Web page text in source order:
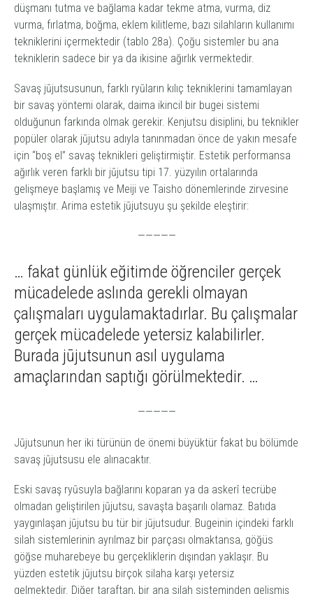
düşmanı tutma ve bağlama kadar tekme atma, vurma, diz
vurma, fırlatma, boğma, eklem kilitleme, bazı silahların kullanımı
tekniklerini içermektedir (tablo 28a). Çoğu sistemler bu ana
tekniklerin sadece bir ya da ikisine ağırlık vermektedir.
Savaş jūjutsusunun, farklı ryūların kılıç tekniklerini tamamlayan
bir savaş yöntemi olarak, daima ikincil bir bugei sistemi
olduğunun farkında olmak gerekir. Kenjutsu disiplini, bu teknikler
popüler olarak jūjutsu adıyla tanınmadan önce de yakın mesafe
için “boş el” savaş teknikleri geliştirmiştir. Estetik performansa
ağırlık veren farklı bir jūjutsu tipi 17. yüzyılın ortalarında
gelişmeye başlamış ve Meiji ve Taisho dönemlerinde zirvesine
ulaşmıştır. Arima estetik jūjutsuyu şu şekilde eleştirir:
—————
… fakat günlük eğitimde öğrenciler gerçek
mücadelede aslında gerekli olmayan
çalışmaları uygulamaktadırlar. Bu çalışmalar
gerçek mücadelede yetersiz kalabilirler.
Burada jūjutsunun asıl uygulama
amaçlarından saptığı görülmektedir. …
—————
Jūjutsunun her iki türünün de önemi büyüktür fakat bu bölümde
savaş jūjutsusu ele alınacaktır.
Eski savaş ryūsuyla bağlarını koparan ya da askerî tecrübe
olmadan geliştirilen jūjutsu, savaşta başarılı olamaz. Batıda
yaygınlaşan jūjutsu bu tür bir jūjutsudur. Bugeinin içindeki farklı
silah sistemlerinin ayrılmaz bir parçası olmaktansa, göğüs
göğse muharebeye bu gerçekliklerin dışından yaklaşır. Bu
yüzden estetik jūjutsu birçok silaha karşı yetersiz
gelmektedir. Diğer taraftan, bir ana silah sisteminden gelişmiş